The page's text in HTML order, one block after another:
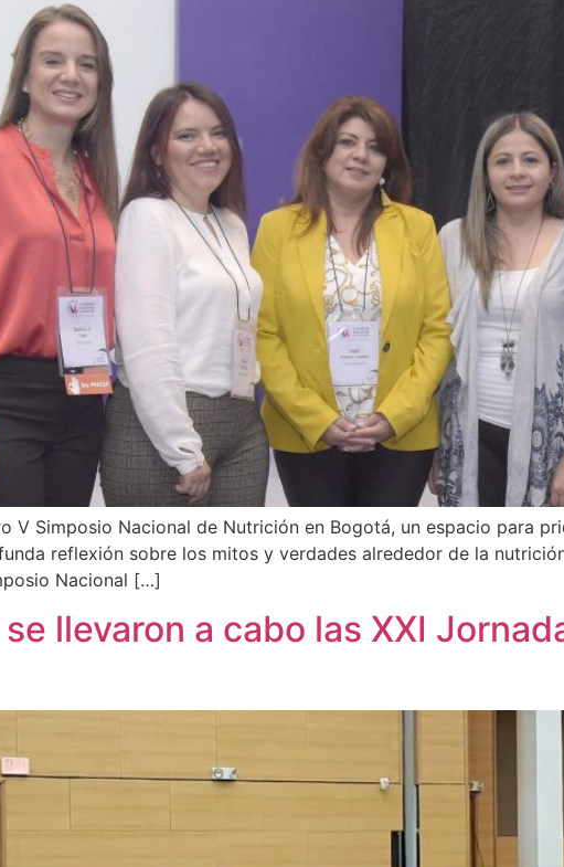
V Simposio Nacional de Nutrición en Bogotá, un espacio para
reflexión sobre los mitos y verdades alrededor de la
Nacional […]
se llevaron a cabo las XXI